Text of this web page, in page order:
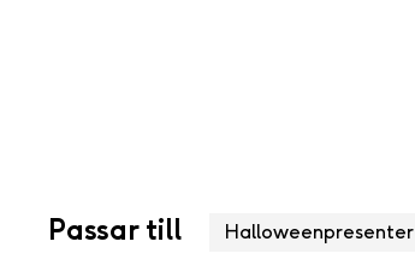
Passar till Halloweenpresenter